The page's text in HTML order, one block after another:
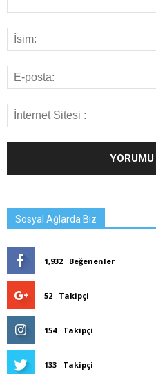
Sosyal Ağlarda Biz
1,932 Beğenenler
52 Takipçi
154 Takipçi
133 Takipçi